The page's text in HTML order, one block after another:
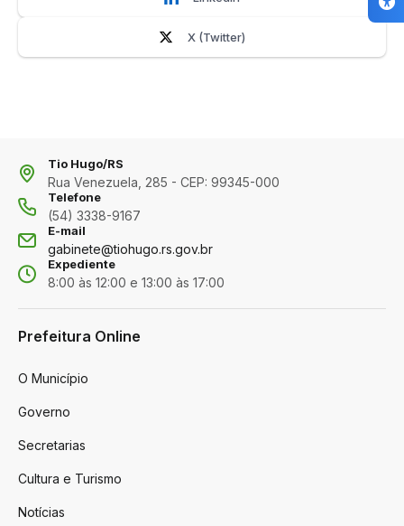
X (Twitter)
Tio Hugo/RS
Rua Venezuela, 285 - CEP: 99345-000
Telefone
(54) 3338-9167
E-mail
gabinete@tiohugo.rs.gov.br
Expediente
8:00 às 12:00 e 13:00 às 17:00
Prefeitura Online
O Município
Governo
Secretarias
Cultura e Turismo
Notícias